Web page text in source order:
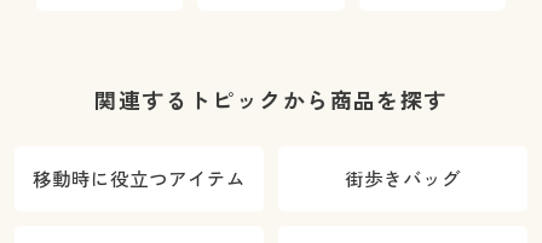
関連するトピックから商品を探す
移動時に役立つアイテム 街歩きバッグ